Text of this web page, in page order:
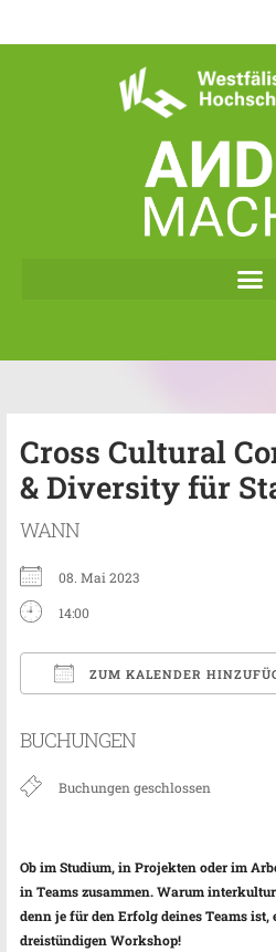
Cross Cultural
& Diversity für
WANN
08. Mai 2023
14:00
ZUM KALENDER
BUCHUNGEN
Buchungen geschlossen
Ob im Studium, in Projekten oder im
in Teams zusammen. Warum
denn je für den Erfolg deines Teams ist,
dreistündigen Workshop!